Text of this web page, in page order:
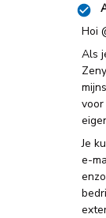
Hoi ​
Als
Je
e-